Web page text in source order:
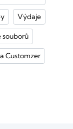
Výdaje
souborů
Customzer